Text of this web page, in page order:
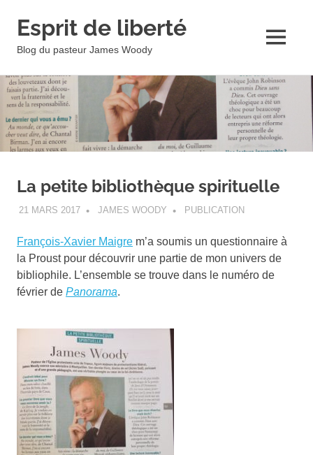
Skip
content
Esprit de liberté
Blog du pasteur James Woody MENU
La petite bibliothèque spirituelle
21 MARS 2017 JAMES WOODY PUBLICATION
François-Xavier Maigre m’a soumis un questionnaire à
la Proust pour découvrir une partie de mon univers de
bibliophile. L’ensemble se trouve dans le numéro de
février de Panorama.